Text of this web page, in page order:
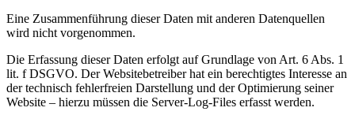
Eine Zusammenführung dieser Daten mit anderen Datenquellen
wird nicht vorgenommen.
Die Erfassung dieser Daten erfolgt auf Grundlage von Art. 6 Abs. 1
lit. f DSGVO. Der Websitebetreiber hat ein berechtigtes Interesse an
der technisch fehlerfreien Darstellung und der Optimierung seiner
Website – hierzu müssen die Server-Log-Files erfasst werden.